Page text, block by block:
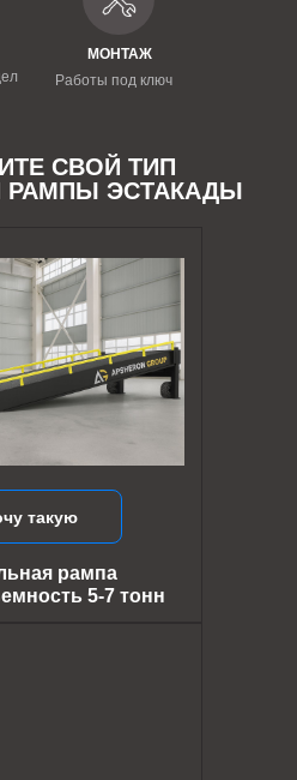
МОНТАЖ
Работы под ключ
СВОЙ ТИП
ЭСТАКАДЫ
такую
рампа
5-7 тонн